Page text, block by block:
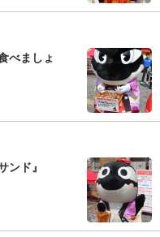
べましょ
ンド』